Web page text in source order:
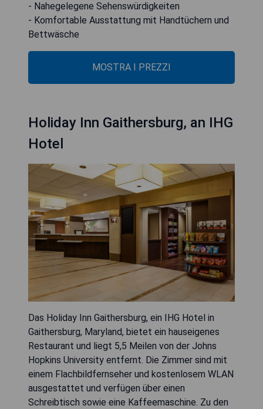
- Nahegelegene Sehenswürdigkeiten
- Komfortable Ausstattung mit Handtüchern und
Bettwäsche
MOSTRA I PREZZI
Holiday Inn Gaithersburg, an IHG
Hotel
Das Holiday Inn Gaithersburg, ein IHG Hotel in
Gaithersburg, Maryland, bietet ein hauseigenes
Restaurant und liegt 5,5 Meilen von der Johns
Hopkins University entfernt. Die Zimmer sind mit
einem Flachbildfernseher und kostenlosem WLAN
ausgestattet und verfügen über einen
Schreibtisch sowie eine Kaffeemaschine. Zu den